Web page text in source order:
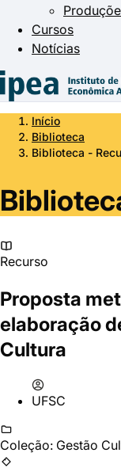
Cursos
Notícias
Início
Biblioteca
Biblioteca -
Recurso
Proposta
elaboração
Cultura
UFSC
Coleção: Gestão